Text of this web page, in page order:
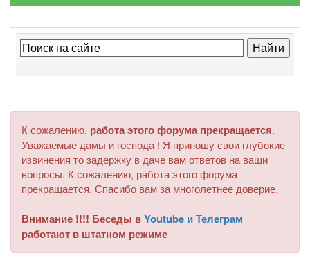
К сожалению, работа этого форума прекращается.
Уважаемые дамы и господа ! Я приношу свои глубокие
извинения то задержку в даче вам ответов на ваши
вопросы. К сожалению, работа этого форума
прекращается. Спасибо вам за многолетнее доверие.
Внимание !!!! Беседы вYoutube и Телеграм
работают в штатном режиме